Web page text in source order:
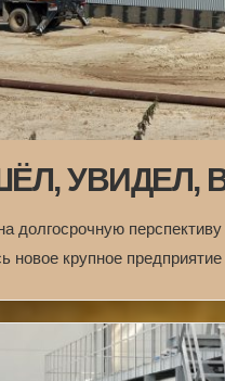
УВИДЕЛ,
долгосрочную
новое крупное